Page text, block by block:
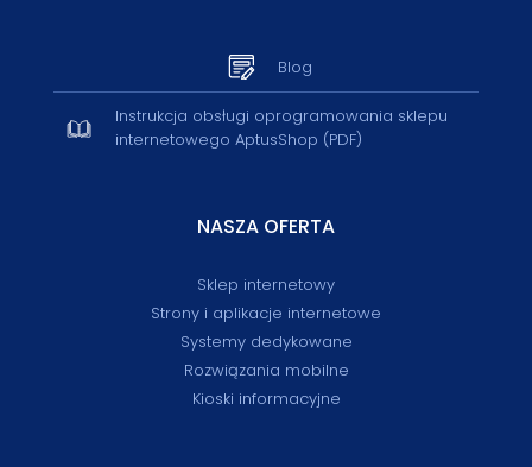
Blog
Instrukcja obsługi oprogramowania sklepu
internetowego AptusShop (PDF)
NASZA OFERTA
Sklep internetowy
Strony i aplikacje internetowe
Systemy dedykowane
Rozwiązania mobilne
Kioski informacyjne